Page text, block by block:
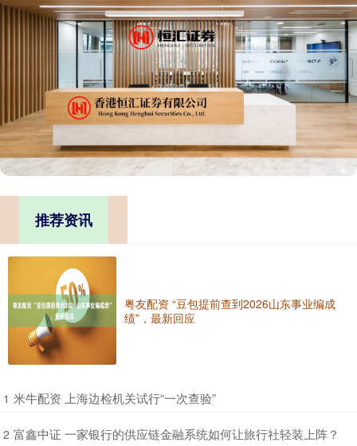
推荐资讯
粤友配资 “豆包提前查到2026山东事业编成
绩”，最新回应
1 ​米牛配资 上海边检机关试行“一次查验”
2 ​富鑫中证 一家银行的供应链金融系统如何让旅行社轻装上阵？